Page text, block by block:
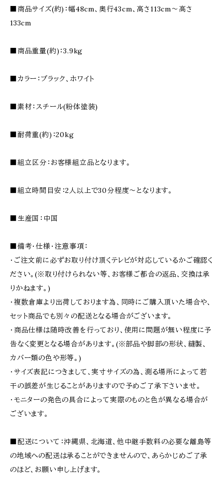
■商品サイズ(約)：幅48cm、奥行43cm、高さ113cm〜高さ
133cm
■商品重量(約)：3.9kg
■カラー：ブラック、ホワイト
■素材：スチール(粉体塗装)
■耐荷重(約)：20kg
■組立区分：お客様組立品となります。
■組立時間目安：2人以上で30分程度〜となります。
■生産国：中国
■備考・仕様・注意事項：
・ご注文前に必ずお取り付け頂くテレビが対応しているかご確認く
ださい。(※取り付けられない等、お客様ご都合の返品、交換は承
りかねます。)
・複数倉庫より出荷しております為、同時にご購入頂いた場合や、
セット商品でも別々の配送となる場合がございます。
・商品仕様は随時改善を行っており、使用に問題が無い程度に予
告なく変更となる場合があります。(※部品や脚部の形状、縫製、
カバー類の色や形等。)
・サイズ表記につきまして、実寸サイズの為、測る場所によって若
干の誤差が生じることがありますので予めご了承下さいませ。
・モニターの発色の具合によって実際のものと色が異なる場合が
ございます。
■配送について：沖縄県、北海道、他中継手数料の必要な離島等
の地域への配送は承ることができませんので、あらかじめご了承
のほど、お願い申し上げます。